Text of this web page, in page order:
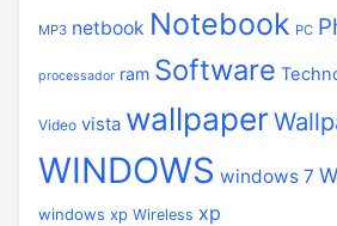
MP3 netbook Notebook PC
processador ram Software
Video vista wallpaper
WINDOWS windows 7
windows xp Wireless xp